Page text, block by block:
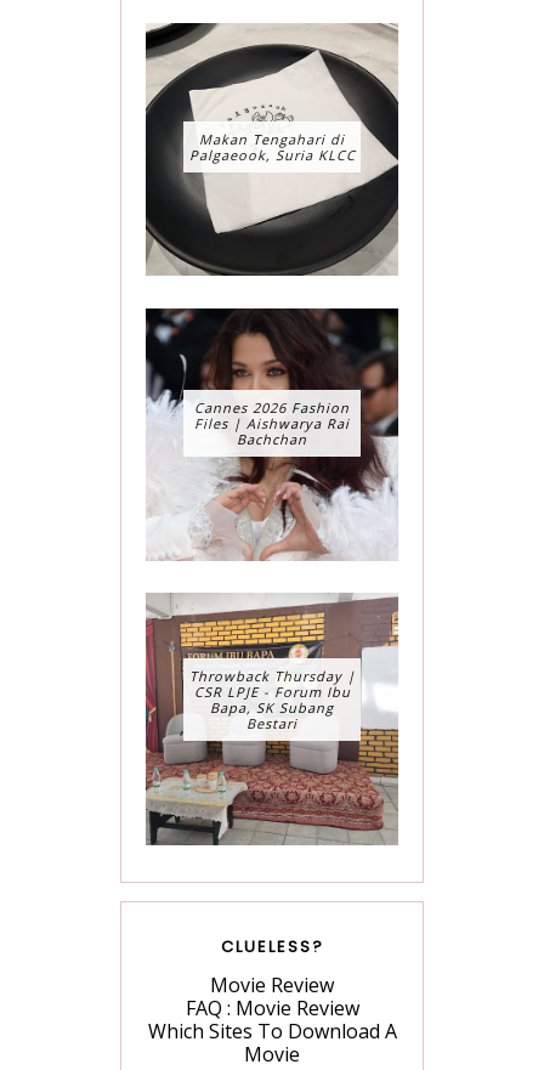
Makan Tengahari di
Palgaeook, Suria KLCC
Cannes 2026 Fashion
Files | Aishwarya Rai
Bachchan
Throwback Thursday |
CSR LPJE - Forum Ibu
Bapa, SK Subang
Bestari
CLUELESS?
Movie Review
FAQ : Movie Review
Which Sites To Download A
Movie